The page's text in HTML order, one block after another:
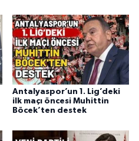
Antalyaspor’un 1. Lig’deki
ilk maçı öncesi Muhittin
Böcek’ten destek